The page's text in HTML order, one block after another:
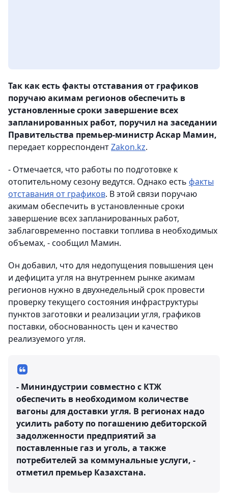
Так как есть факты отставания от графиков
поручаю акимам регионов обеспечить в
установленные сроки завершение всех
запланированных работ, поручил на заседании
Правительства премьер-министр Аскар Мамин,
передает корреспондентZakon.kz.
- Отмечается, что работы по подготовке к
отопительному сезону ведутся. Однако есть факты
отставания от графиков. В этой связи поручаю
акимам обеспечить в установленные сроки
завершение всех запланированных работ,
заблаговременно поставки топлива в необходимых
объемах, - сообщил Мамин.
Он добавил, что для недопущения повышения цен
и дефицита угля на внутреннем рынке акимам
регионов нужно в двухнедельный срок провести
проверку текущего состояния инфраструктуры
пунктов заготовки и реализации угля, графиков
поставки, обоснованность цен и качество
реализуемого угля.
- Мининдустрии совместно с КТЖ
обеспечить в необходимом количестве
вагоны для доставки угля. В регионах надо
усилить работу по погашению дебиторской
задолженности предприятий за
поставленные газ и уголь, а также
потребителей за коммунальные услуги, -
отметил премьер Казахстана.